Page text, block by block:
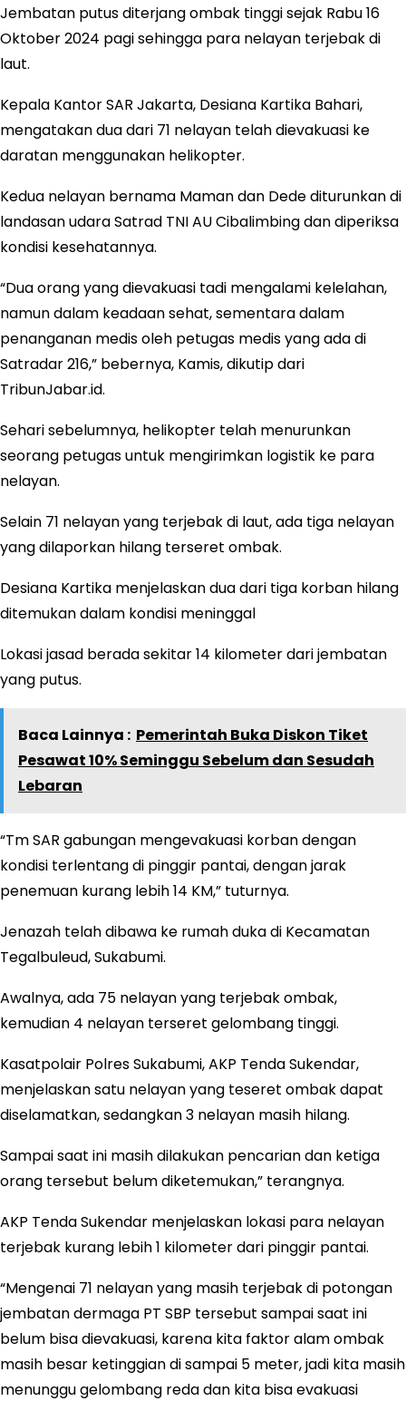
Jembatan putus diterjang ombak tinggi sejak Rabu 16
Oktober 2024 pagi sehingga para nelayan terjebak di
laut.
Kepala Kantor SAR Jakarta, Desiana Kartika Bahari,
mengatakan dua dari 71 nelayan telah dievakuasi ke
daratan menggunakan helikopter.
Kedua nelayan bernama Maman dan Dede diturunkan di
landasan udara Satrad TNI AU Cibalimbing dan diperiksa
kondisi kesehatannya.
“Dua orang yang dievakuasi tadi mengalami kelelahan,
namun dalam keadaan sehat, sementara dalam
penanganan medis oleh petugas medis yang ada di
Satradar 216,” bebernya, Kamis, dikutip dari
TribunJabar.id.
Sehari sebelumnya, helikopter telah menurunkan
seorang petugas untuk mengirimkan logistik ke para
nelayan.
Selain 71 nelayan yang terjebak di laut, ada tiga nelayan
yang dilaporkan hilang terseret ombak.
Desiana Kartika menjelaskan dua dari tiga korban hilang
ditemukan dalam kondisi meninggal
Lokasi jasad berada sekitar 14 kilometer dari jembatan
yang putus.
Baca Lainnya : Pemerintah Buka Diskon Tiket
Pesawat 10% Seminggu Sebelum dan Sesudah
Lebaran
“Tm SAR gabungan mengevakuasi korban dengan
kondisi terlentang di pinggir pantai, dengan jarak
penemuan kurang lebih 14 KM,” tuturnya.
Jenazah telah dibawa ke rumah duka di Kecamatan
Tegalbuleud, Sukabumi.
Awalnya, ada 75 nelayan yang terjebak ombak,
kemudian 4 nelayan terseret gelombang tinggi.
Kasatpolair Polres Sukabumi, AKP Tenda Sukendar,
menjelaskan satu nelayan yang teseret ombak dapat
diselamatkan, sedangkan 3 nelayan masih hilang.
Sampai saat ini masih dilakukan pencarian dan ketiga
orang tersebut belum diketemukan,” terangnya.
AKP Tenda Sukendar menjelaskan lokasi para nelayan
terjebak kurang lebih 1 kilometer dari pinggir pantai.
“Mengenai 71 nelayan yang masih terjebak di potongan
jembatan dermaga PT SBP tersebut sampai saat ini
belum bisa dievakuasi, karena kita faktor alam ombak
masih besar ketinggian di sampai 5 meter, jadi kita masih
menunggu gelombang reda dan kita bisa evakuasi